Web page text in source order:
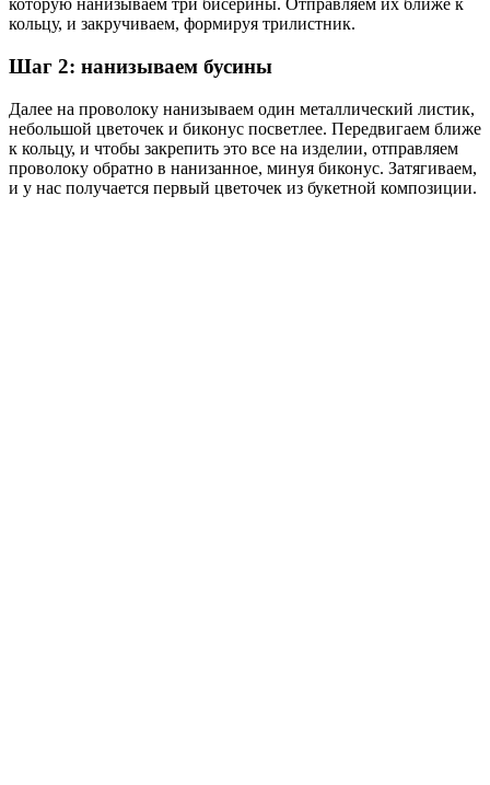
которую нанизываем три бисерины. Отправляем их ближе к
кольцу, и закручиваем, формируя трилистник.
Шаг 2: нанизываем бусины
Далее на проволоку нанизываем один металлический листик,
небольшой цветочек и биконус посветлее. Передвигаем ближе
к кольцу, и чтобы закрепить это все на изделии, отправляем
проволоку обратно в нанизанное, минуя биконус. Затягиваем,
и у нас получается первый цветочек из букетной композиции.